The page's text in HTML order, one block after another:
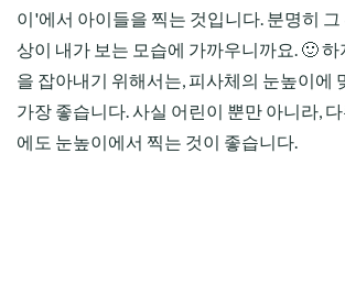
이'에서 아이들을 찍는 것입니다. 분명히 그
상이 내가 보는 모습에 가까우니까요. 🙂
을 잡아내기 위해서는, 피사체의 눈높이에
가장 좋습니다. 사실 어린이 뿐만 아니라,
에도 눈높이에서 찍는 것이 좋습니다.